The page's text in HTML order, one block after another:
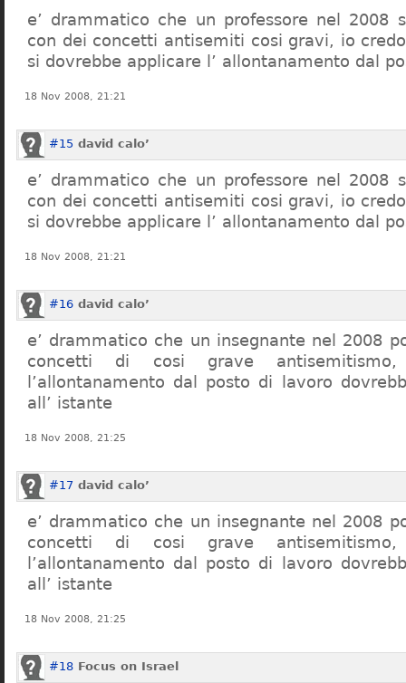
e’ drammatico che un professore nel 2008
con dei concetti antisemiti cosi gravi, io
si dovrebbe applicare l’ allontanamento dal
18 Nov 2008, 21:21
#15 david calo’
e’ drammatico che un professore nel 2008
con dei concetti antisemiti cosi gravi, io
si dovrebbe applicare l’ allontanamento dal
18 Nov 2008, 21:21
#16 david calo’
e’ drammatico che un insegnante nel 2008
concetti di cosi grave
l’allontanamento dal posto di lavoro
all’ istante
18 Nov 2008, 21:25
#17 david calo’
e’ drammatico che un insegnante nel 2008
concetti di cosi grave
l’allontanamento dal posto di lavoro
all’ istante
18 Nov 2008, 21:25
#18 Focus on Israel